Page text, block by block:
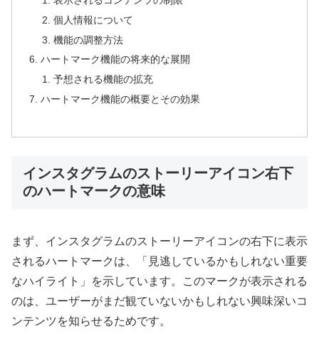
個人情報について
機能の調整方法
ハートマーク機能の将来的な展開
予想される機能の拡充
ハートマーク機能の概要とその効果
インスタグラムのストーリーアイコン右下
のハートマークの意味
まず、インスタグラムのストーリーアイコンの右下に表示
されるハートマークは、「見逃しているかもしれない重要
なハイライト」を示しています。このマークが表示される
のは、ユーザーがまだ観ていないかもしれない興味深いコ
ンテンツを知らせるためです。